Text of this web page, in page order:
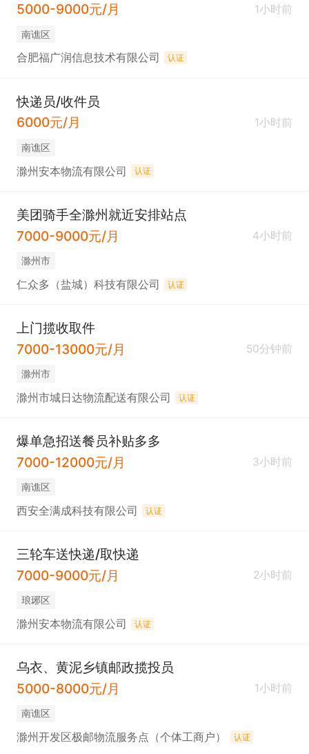
5000-9000元/月
1小时前
南谯区
合肥福广润信息技术有限公司 认证
快递员/收件员
6000元/月
1小时前
南谯区
滁州安本物流有限公司 认证
美团骑手全滁州就近安排站点
7000-9000元/月
4小时前
滁州市
仁众多（盐城）科技有限公司 认证
上门揽收取件
7000-13000元/月
50分钟前
滁州市
滁州市城日达物流配送有限公司 认证
爆单急招送餐员补贴多多
7000-12000元/月
3小时前
南谯区
西安全满成科技有限公司 认证
三轮车送快递/取快递
7000-9000元/月
2小时前
琅琊区
滁州安本物流有限公司 认证
乌衣、黄泥乡镇邮政揽投员
5000-8000元/月
1小时前
南谯区
滁州开发区极邮物流服务点（个体工商户） 认证